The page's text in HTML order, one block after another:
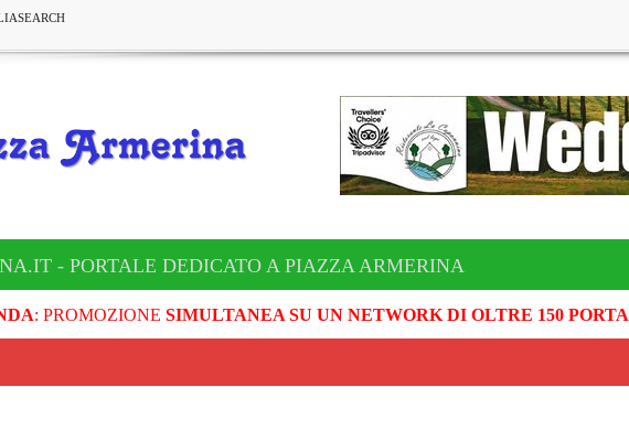
- PORTALE DEDICATO A PIAZZA ARMERINA
: PROMOZIONE SIMULTANEA SU UN NETWORK DI OLTRE 150